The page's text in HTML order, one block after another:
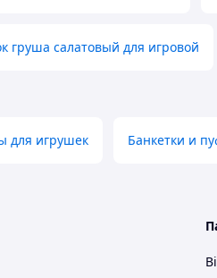
груша салатовый для игровой
для игрушек Банкетки и